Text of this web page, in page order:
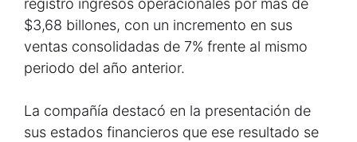
registró ingresos operacionales por más de
$3,68 billones, con un incremento en sus
ventas consolidadas de 7% frente al mismo
periodo del año anterior.
La compañía destacó en la presentación de
sus estados financieros que ese resultado se